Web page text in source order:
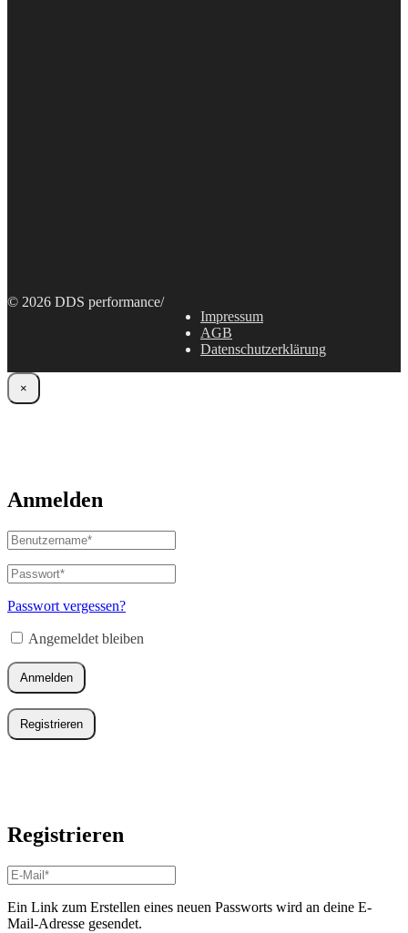
© 2026 DDS performance/
Impressum
AGB
Datenschutzerklärung
×
Anmelden
Benutzername
oder
E-
Mail-
Adresse*
Passwort*
Erforderlich
Passwort vergessen?
Angemeldet bleiben
Anmelden
Registrieren
Registrieren
E-
Mail-
Adresse*
Erforderlich
Ein Link zum Erstellen eines neuen Passworts wird an deine E-
Mail-Adresse gesendet.